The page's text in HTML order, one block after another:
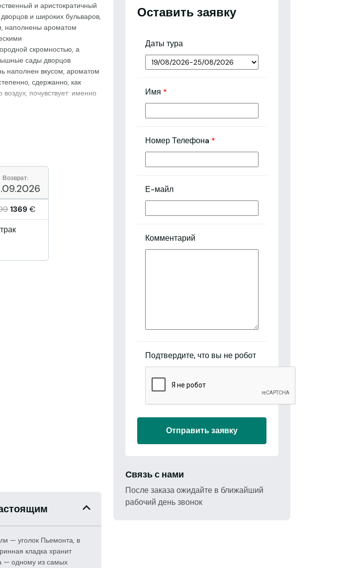
и аристократичный
и широких бульваров,
наполнены ароматом
скромностью, а
сады дворцов
наполнен вкусом, ароматом
сдержанно, как
почувствует: именно
Возврат:
1369€
— уголок Пьемонта, в
кладка хранит
— одному из самых
Оставить заявку
Даты тура
Имя *
Номер Телефонa *
Е-майл
Комментарий
Подтвердите, что вы не робот
Отправить заявку
Cвязь с нами
После заказа ожидайте в ближайший
рабочий день звонок